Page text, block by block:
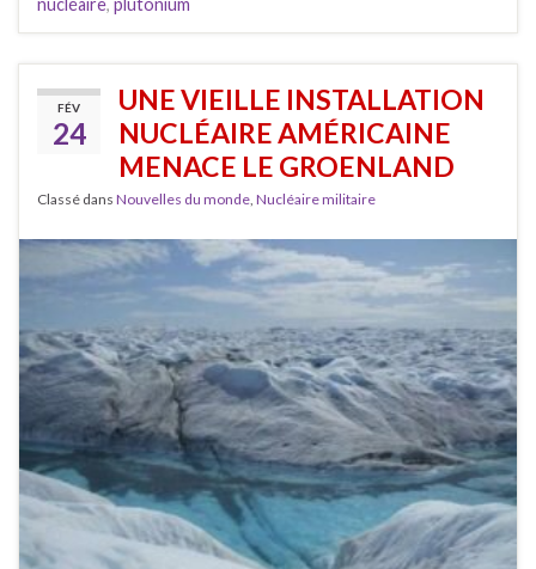
nucléaire, plutonium
FÉV
24
UNE VIEILLE INSTALLATION
NUCLÉAIRE AMÉRICAINE
MENACE LE GROENLAND
Classé dans Nouvelles du monde, Nucléaire militaire